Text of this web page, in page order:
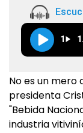
1
No es un mero
presidenta
"Bebida
industria